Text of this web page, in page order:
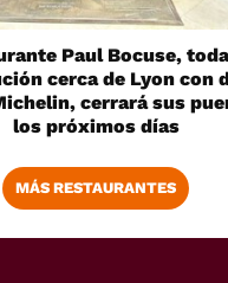
Paul Bocuse,
cerca de Lyon con
cerrará sus
los próximos días
MÁS RESTAURANTES